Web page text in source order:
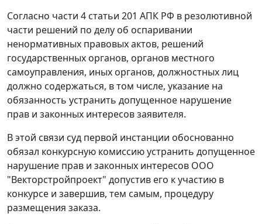
Согласно части 4 статьи 201 АПК РФ в резолютивной
части решений по делу об оспаривании
ненормативных правовых актов, решений
государственных органов, органов местного
самоуправления, иных органов, должностных лиц
должно содержаться, в том числе, указание на
обязанность устранить допущенное нарушение
прав и законных интересов заявителя.
В этой связи суд первой инстанции обоснованно
обязал конкурсную комиссию устранить допущенное
нарушение прав и законных интересов ООО
"Векторстройпроект" допустив его к участию в
конкурсе и завершив, тем самым, процедуру
размещения заказа.